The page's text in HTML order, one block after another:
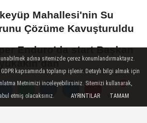
Yorumlar
Yorumlar
Mahallesi'nin Su
Çözüme Kavuşturuldu
Enduro’da start Başkan
çocukları afetlere
bilinçlendiriyor
adına sitemizde çerez konumlandırmaktayız.
kapsamında toplanıp işlenir. Detaylı bilgi almak için
Metnimizi inceleyebilirsiniz. Sitemizi kullanarak,
etmiş olacaksınız.
AYRINTILAR TAMAM